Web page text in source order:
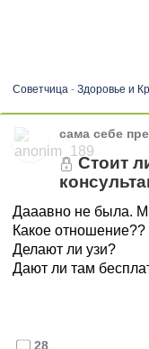
Советчица- Здоровье и
сама себе
Стоит
Дааавно не была.
Какое отношение??
Делают ли узи?
Дают ли там
28